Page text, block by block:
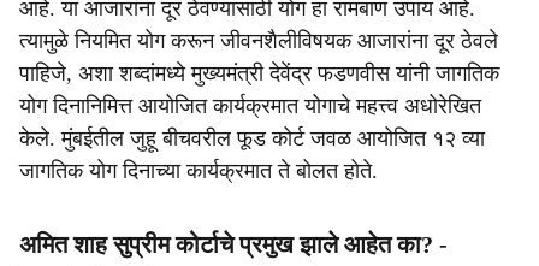
आहे. या आजारांना दूर ठेवण्यासाठी योग हा रामबाण उपाय आहे.
त्यामुळे नियमित योग करून जीवनशैलीविषयक आजारांना दूर ठेवले
पाहिजे, अशा शब्दांमध्ये मुख्यमंत्री देवेंद्र फडणवीस यांनी जागतिक
योग दिनानिमित्त आयोजित कार्यक्रमात योगाचे महत्त्व अधोरेखित
केले. मुंबईतील जुहू बीचवरील फूड कोर्ट जवळ आयोजित १२ व्या
जागतिक योग दिनाच्या कार्यक्रमात ते बोलत होते.
अमित शाह सुप्रीम कोर्टाचे प्रमुख झाले आहेत का? -